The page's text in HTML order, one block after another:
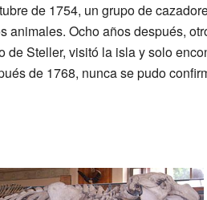
de 1754, un grupo de
animales. Ocho años después,
de Steller, visitó la isla y solo
de 1768, nunca se pudo